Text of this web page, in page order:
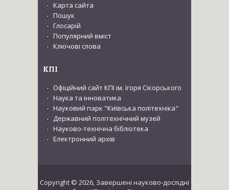
Карта сайта
Пошук
Глосарій
Популярний вміст
Ключові слова
КПІ
Офіційний сайт КПІ ім. Ігоря Сікорського
Наука та інноватика
Науковий парк "Київська політехніка"
Державний політехнічний музей
Науково-технічна бібліотека
Електронний архів
Copyright © 2026, Завершені науково-дослідні